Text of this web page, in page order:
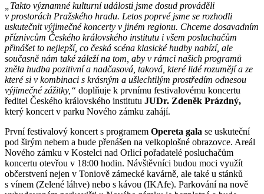
„Takto významné kulturní události jsme dosud prováděli
v prostorách Pražského hradu. Letos poprvé jsme se rozhodli
uskutečnit výjimečné koncerty v jiném regionu. Chceme dosavadním
příznivcům Českého královského institutu i všem posluchačům
přinášet to nejlepší, co česká scéna klasické hudby nabízí, ale
současně nám také záleží na tom, aby v rámci našich programů
zněla hudba pozitivní a nadčasová, taková, které lidé rozumějí a ze
které si v kombinaci s krásným a ušlechtilým prostředím odnesou
výjimečné zážitky,“ doplňuje k prvnímu festivalovému koncertu
ředitel Českého královského institutu JUDr. Zdeněk Prázdný,
který koncert v parku Nového zámku zahájí.
První festivalový koncert s programem Opereta gala se uskuteční
pod širým nebem a bude přenášen na velkoplošné obrazovce. Areál
Nového zámku v Kostelci nad Orlicí pořadatelé posluchačům
koncertu otevřou v 18:00 hodin. Návštěvníci budou moci využít
občerstvení nejen v Toniově zámecké kavárně, ale také u stánků
s vínem (Zelené láhve) nebo s kávou (IKAfe). Parkování na nově